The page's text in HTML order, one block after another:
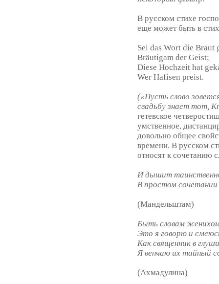
В русском стихе
еще может быть в
Sei das Wort die Braut
Bräutigam der Geist;
Diese Hochzeit hat
Wer Hafisen preist.
(«Пусть слово
свадьбу знает тот,
гетевское
умственное,
довольно общее
времени. В русском
относят к сочетанию
И дышит
В простом сочетании
(Мандельштам)
Быть словам
Это я говорю и
Как священник в
Я венчаю их тайный
(Ахмадулина)